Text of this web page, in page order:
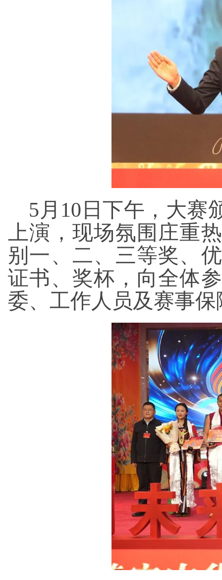
5月10日下午，大赛
上演，现场氛围庄重
别一、二、三等奖、
证书、奖杯，向全体
委、工作人员及赛事